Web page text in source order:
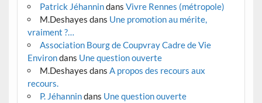
Patrick Jéhannindans Vivre Rennes (métropole)
M.Deshayes dans Une promotion au mérite,
vraiment ?…
Association Bourg de Coupvray Cadre de Vie
Environdans Une question ouverte
M.Deshayes dans A propos des recours aux
recours.
P. Jéhannindans Une question ouverte